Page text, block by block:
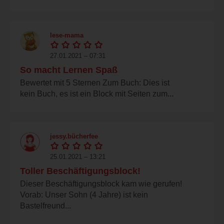
lese-mama
27.01.2021 – 07:31
So macht Lernen Spaß
Bewertet mit 5 Sternen Zum Buch: Dies ist
kein Buch, es ist ein Block mit Seiten zum...
jessy.bücherfee
25.01.2021 – 13:21
Toller Beschäftigungsblock!
Dieser Beschäftigungsblock kam wie gerufen!
Vorab: Unser Sohn (4 Jahre) ist kein
Bastelfreund...